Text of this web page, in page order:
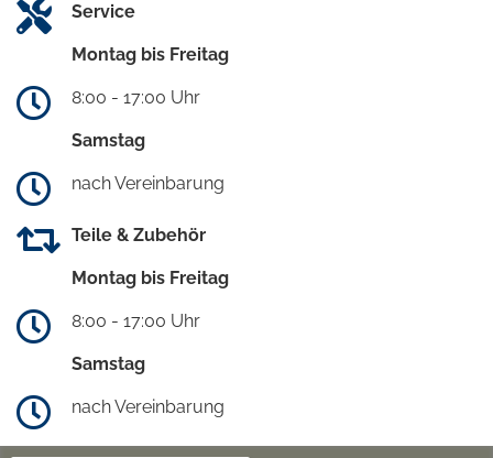
Service
Montag bis Freitag
8:00 - 17:00 Uhr
Samstag
nach Vereinbarung
Teile & Zubehör
Montag bis Freitag
8:00 - 17:00 Uhr
Samstag
nach Vereinbarung